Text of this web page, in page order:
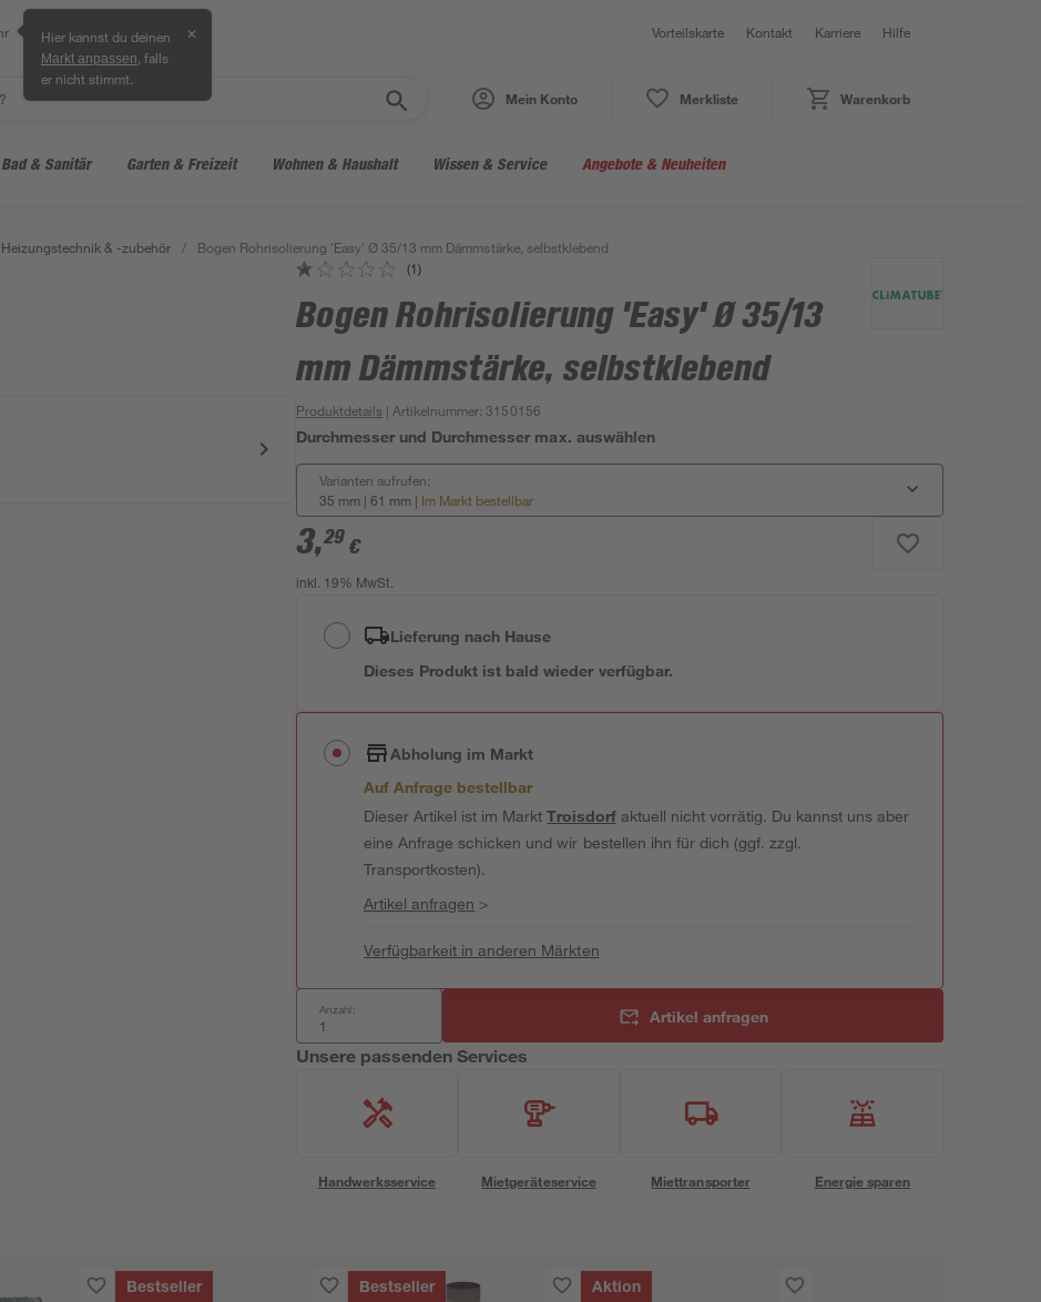
Hier kannst du deinen
Markt anpassen , falls
er nicht stimmt.
✕ Vorteilskarte Kontakt Karriere Hilfe
Mein Konto Merkliste Warenkorb
Bad & Sanitär Garten & Freizeit Wohnen & Haushalt Wissen & Service Angebote & Neuheiten
Heizungstechnik & -zubehör / Bogen Rohrisolierung 'Easy' Ø 35/13 mm Dämmstärke, selbstklebend
(1)
Bogen Rohrisolierung 'Easy' Ø 35/13
mm Dämmstärke, selbstklebend
Produktdetails | Artikelnummer:3150156
Durchmesser und Durchmesser max. auswählen
Varianten aufrufen:
35 mm | 61 mm | Im Markt bestellbar
3,29 €
inkl. 19% MwSt.
Lieferung nach Hause
Dieses Produkt ist bald wieder verfügbar.
Abholung im Markt
Auf Anfrage bestellbar
Dieser Artikel ist im MarktTroisdorfaktuell nicht vorrätig. Du kannst uns aber
eine Anfrage schicken und wir bestellen ihn für dich (ggf. zzgl.
Transportkosten).
Artikel anfragen >
Verfügbarkeit in anderen Märkten
Anzahl: Artikel anfragen
Unsere passenden Services
Handwerksservice Mietgeräteservice Miettransporter Energie sparen
Bestseller Bestseller Aktion